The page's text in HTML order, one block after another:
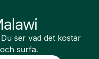
ser vad det kostar
surfa.